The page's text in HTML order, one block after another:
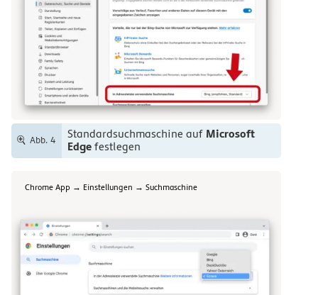
Abb. 4 Standardsuchmaschine auf Microsoft
Edgefestlegen
Chrome App → Einstellungen → Suchmaschine